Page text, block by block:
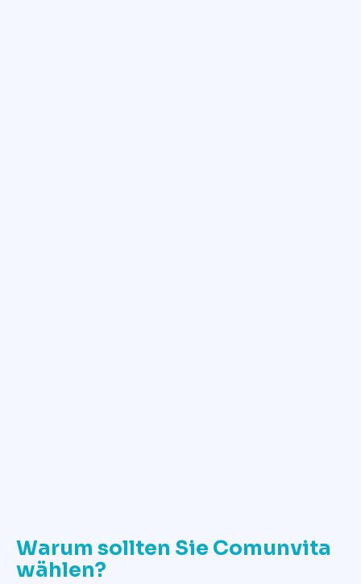
Warum sollten Sie Comunvita
wählen?